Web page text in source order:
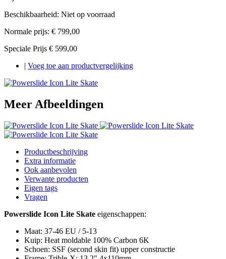
Beschikbaarheid: Niet op voorraad
Normale prijs: € 799,00
Speciale Prijs € 599,00
Voeg toe aan productvergelijking
Meer Afbeeldingen
Productbeschrijving
Extra informatie
Ook aanbevolen
Verwante producten
Eigen tags
Vragen
Powerslide Icon Lite Skate eigenschappen:
Maat: 37-46 EU / 5-13
Kuip: Heat moldable 100% Carbon 6K
Schoen: SSF (second skin fit) upper constructie